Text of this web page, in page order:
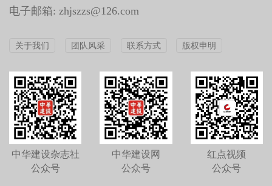
电子邮箱: zhjszzs@126.com
关于我们 团队风采 联系方式 版权申明
中华建设杂志社
公众号
中华建设网
公众号
红点视频
公众号